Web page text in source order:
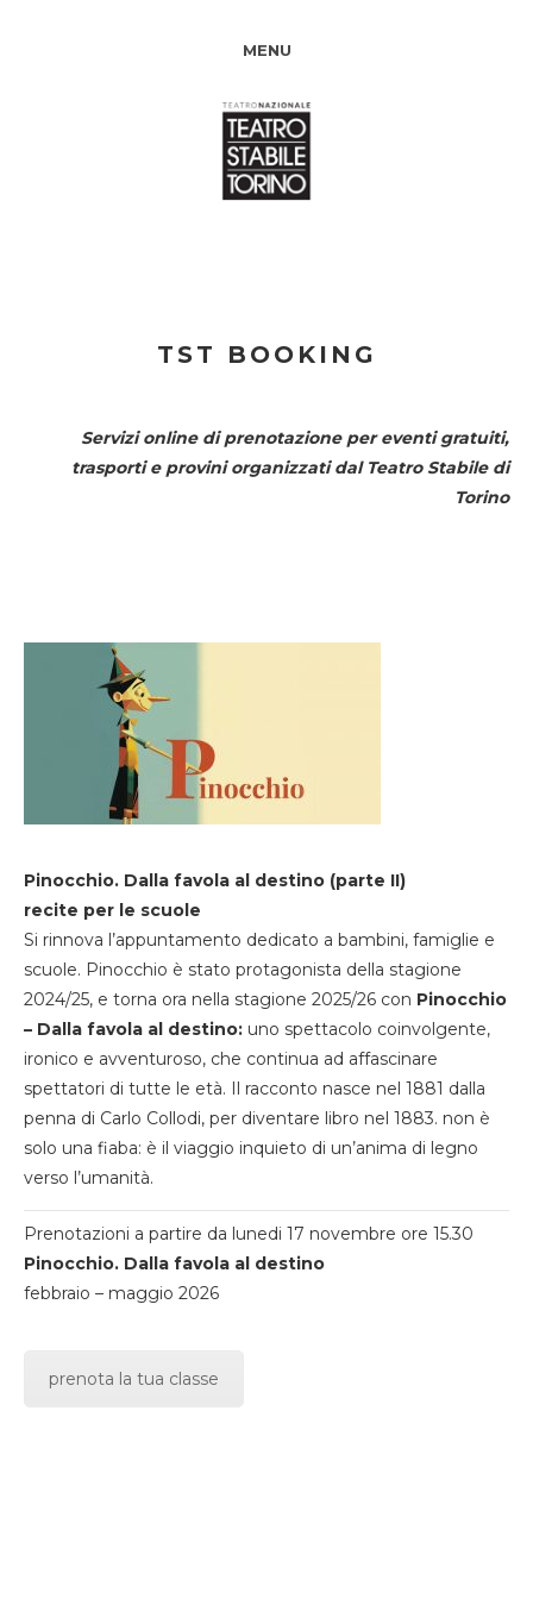
MENU
TST BOOKING
Servizi online di prenotazione per eventi gratuiti,
trasporti e provini organizzati dal Teatro Stabile di
Torino
Pinocchio. Dalla favola al destino (parte II)
recite per le scuole
Si rinnova l’appuntamento dedicato a bambini, famiglie e
scuole. Pinocchio è stato protagonista della stagione
2024/25, e torna ora nella stagione 2025/26 con Pinocchio
– Dalla favola al destino: uno spettacolo coinvolgente,
ironico e avventuroso, che continua ad affascinare
spettatori di tutte le età. Il racconto nasce nel 1881 dalla
penna di Carlo Collodi, per diventare libro nel 1883. non è
solo una fiaba: è il viaggio inquieto di un’anima di legno
verso l’umanità.
Prenotazioni a partire da lunedi 17 novembre ore 15.30
Pinocchio. Dalla favola al destino
febbraio – maggio 2026
prenota la tua classe